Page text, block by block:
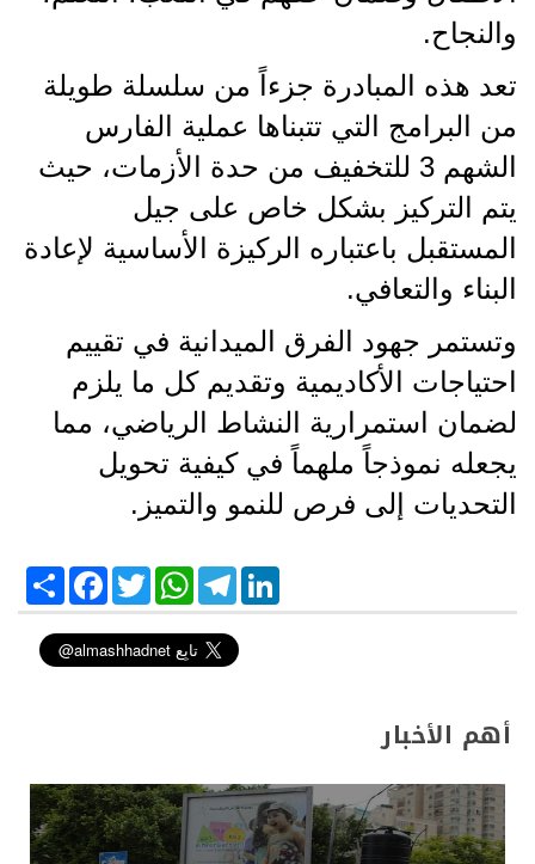
والنجاح.
تعد هذه المبادرة جزءاً من سلسلة طويلة
من البرامج التي تتبناها عملية الفارس
الشهم 3 للتخفيف من حدة الأزمات، حيث
يتم التركيز بشكل خاص على جيل
المستقبل باعتباره الركيزة الأساسية لإعادة
البناء والتعافي.
وتستمر جهود الفرق الميدانية في تقييم
احتياجات الأكاديمية وتقديم كل ما يلزم
لضمان استمرارية النشاط الرياضي، مما
يجعله نموذجاً ملهماً في كيفية تحويل
التحديات إلى فرص للنمو والتميز.
S
h
a
r
e
F
a
c
e
b
o
T
w
i
t
t
e
W
h
a
t
s
A
T
e
l
e
g
r
L
i
n
أهم الأخبار